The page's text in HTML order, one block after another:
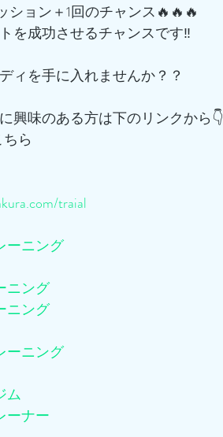
ョン＋1回のチャンス🔥🔥🔥
を成功させるチャンスです‼️
ィを手に入れませんか？？
興味のある方は下のリンクから👇
ら
traial
ーニング
ニング
ニング
ーニング
ム
ーナー